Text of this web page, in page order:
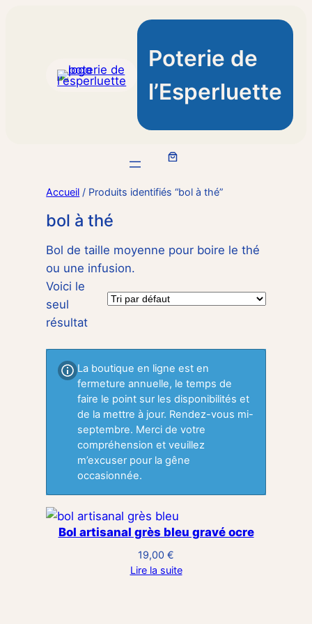
Poterie de
l’Esperluette
Accueil / Produits identifiés “bol à thé”
bol à thé
Bol de taille moyenne pour boire le thé
ou une infusion.
Voici le
seul
résultat
La boutique en ligne est en
fermeture annuelle, le temps de
faire le point sur les disponibilités et
de la mettre à jour. Rendez-vous mi-
septembre. Merci de votre
compréhension et veuillez
m’excuser pour la gêne
occasionnée.
Bol artisanal grès bleu gravé ocre
19,00 €
Lire la suite